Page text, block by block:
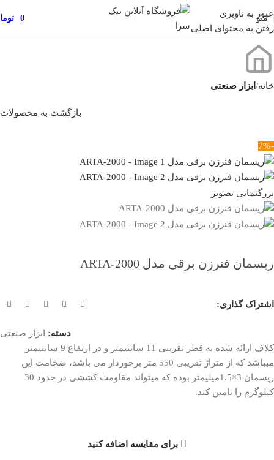
عبور به ناوبری
رفتن به محتوای اصلی
منو 0
خانه ابزار صنعتی
بازگشت به محصولات
-7%
بزرگنمایی تصویر
ریسمان فنرزن برقی مدل ARTA-2000
اشتراک گذاری:
دسته:
ابزار صنعتی
کلاف ارائه شده به قطر تقریبی 11 سانتیمتر و در ارتفاع 9 سانتیمتر
میباشد که از متراژ تقریبی 550 متر برخوردار می باشد، ضخامت این
ریسمان 3×1.5میلیمتر بوده که میتواند مقاومت کششی در حدود 30
کیلوگرم را تامین کند.
برای مقایسه اضافه کنید